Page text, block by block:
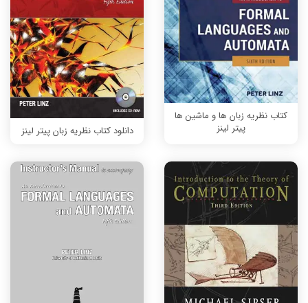
کتاب نظریه زبان ها و ماشین ها
پیتر لینز
دانلود کتاب نظریه زبان پیتر لینز